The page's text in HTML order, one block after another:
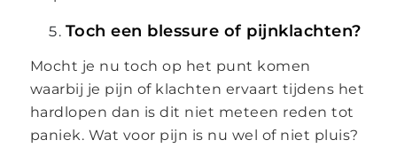
Toch een blessure of pijnklachten?
Mocht je nu toch op het punt komen
waarbij je pijn of klachten ervaart tijdens het
hardlopen dan is dit niet meteen reden tot
paniek. Wat voor pijn is nu wel of niet pluis?